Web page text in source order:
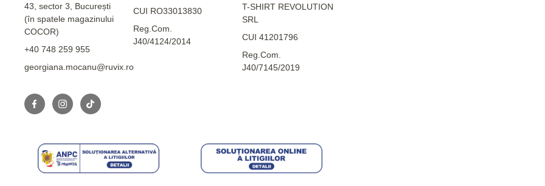
43, sector 3, București
(în spatele magazinului
COCOR)
+40 748 259 955
georgiana.mocanu@ruvix.ro
CUI RO33013830
Reg.Com.
J40/4124/2014
T-SHIRT REVOLUTION
SRL
CUI 41201796
Reg.Com.
J40/7145/2019